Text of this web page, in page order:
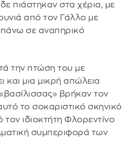
πιάστηκαν στα χέρια, με
από τον Γάλλο με
πάνω σε αναπηρικό
την πτώση του με
μια μικρή απώλεια
βρήκαν τον
το σοκαριστικό σκηνικό
ιδιοκτήτη Φλορεντίνο
συμπεριφορά των